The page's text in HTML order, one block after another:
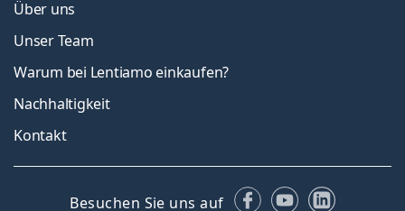
Über uns
Unser Team
Warum bei Lentiamo einkaufen?
Nachhaltigkeit
Kontakt
Besuchen Sie uns auf Facebook
YouTubeLinkedIn